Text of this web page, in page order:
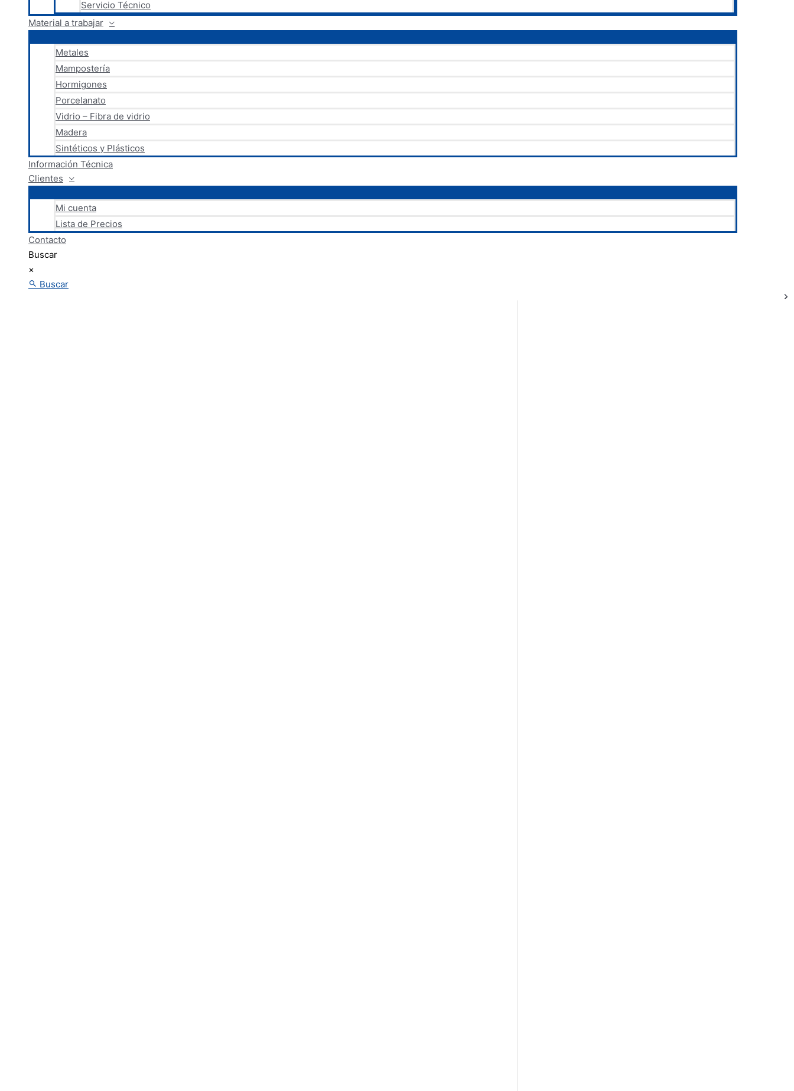
Servicio Técnico
Material a trabajar
Metales
Mampostería
Hormigones
Porcelanato
Vidrio – Fibra de vidrio
Madera
Sintéticos y Plásticos
Información Técnica
Clientes
Mi cuenta
Lista de Precios
Contacto
Buscar
×
Buscar